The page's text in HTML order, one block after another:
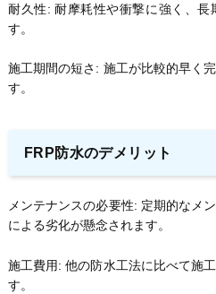
耐久性: 耐摩耗性や衝撃に強く、長
す。
施工期間の短さ: 施工が比較的早く
す。
FRP防水のデメリット
メンテナンスの必要性: 定期的なメ
による劣化が懸念されます。
施工費用: 他の防水工法に比べて施
す。